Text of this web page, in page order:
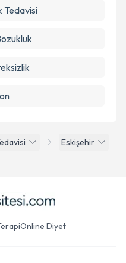
Eskişehir
Tedavisi
Online Diyet